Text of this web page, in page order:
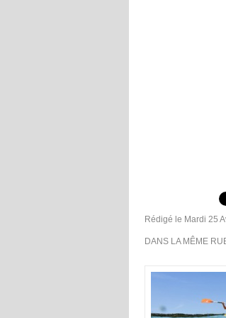
Rédigé le Mardi 25
DANS LA MÊME